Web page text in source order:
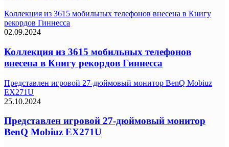
Коллекция из 3615 мобильных телефонов внесена в Книгу
рекордов Гиннесса
02.09.2024
Коллекция из 3615 мобильных телефонов
внесена в Книгу рекордов Гиннесса
Представлен игровой 27-дюймовый монитор BenQ Mobiuz
EX271U
25.10.2024
Представлен игровой 27-дюймовый монитор
BenQ Mobiuz EX271U